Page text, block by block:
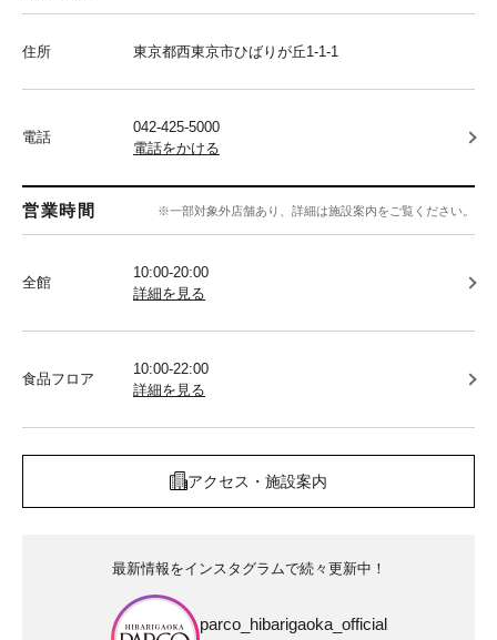
住所 東京都西東京市ひばりが丘1-1-1
電話
042-425-5000
電話をかける
営業時間 ※一部対象外店舗あり、詳細は施設案内をご覧ください。
全館
10:00-20:00
詳細を見る
食品フロア
10:00-22:00
詳細を見る
アクセス・施設案内
最新情報をインスタグラムで続々更新中！
parco_hibarigaoka_official